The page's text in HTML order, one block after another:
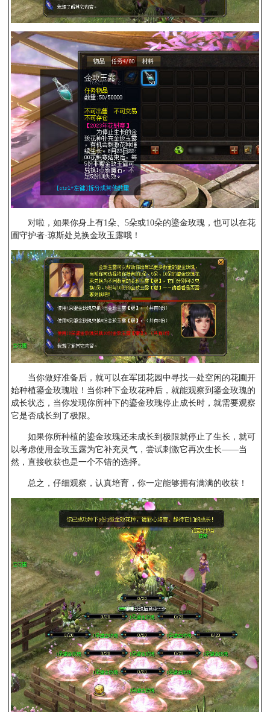
对啦，如果你身上有1朵、5朵或10朵的鎏金玫瑰，也可以在花
圃守护者·琼斯处兑换金玫玉露哦！
当你做好准备后，就可以在军团花园中寻找一处空闲的花圃开
始种植鎏金玫瑰啦！当你种下金玫花种后，就能观察到鎏金玫瑰的
成长状态，当你发现你所种下的鎏金玫瑰停止成长时，就需要观察
它是否成长到了极限。
如果你所种植的鎏金玫瑰还未成长到极限就停止了生长，就可
以考虑使用金玫玉露为它补充灵气，尝试刺激它再次生长——当
然，直接收获也是一个不错的选择。
总之，仔细观察，认真培育，你一定能够拥有满满的收获！